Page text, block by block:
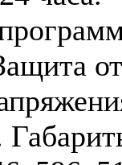
от